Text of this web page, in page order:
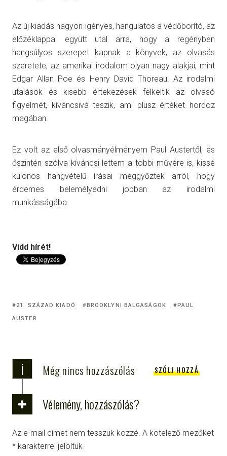
Az új kiadás nagyon igényes, hangulatos a védőborító, az
előzéklappal együtt utal arra, hogy a regényben
hangsúlyos szerepet kapnak a könyvek, az olvasás
szeretete, az amerikai irodalom olyan nagy alakjai, mint
Edgar Allan Poe és Henry David Thoreau. Az irodalmi
utalások és kisebb értekezések felkeltik az olvasó
figyelmét, kíváncsivá teszik, ami plusz értéket hordoz
magában.
Ez volt az első olvasmányélményem Paul Austertől, és
őszintén szólva kíváncsi lettem a többi művére is, kissé
különös hangvételű írásai meggyőztek arról, hogy
érdemes belemélyedni jobban az irodalmi
munkásságába.
Vidd hírét!
21. SZÁZAD KIADÓ BROOKLYNI BALGASÁGOK
PAUL
AUSTER
i Még nincs hozzászólás SZÓLJ HOZZÁ
Vélemény, hozzászólás?
Az e-mail címet nem tesszük közzé. A kötelező mezőket
* karakterrel jelöltük